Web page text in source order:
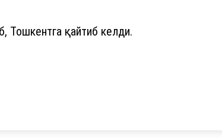
Тошкентга қайтиб келди.